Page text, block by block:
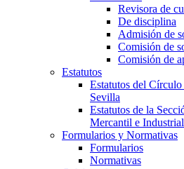
Revisora de
De disciplina
Admisión de
Comisión de
Comisión de
Estatutos
Estatutos del
Sevilla
Estatutos de la
Mercantil e
Formularios y Normativas
Formularios
Normativas